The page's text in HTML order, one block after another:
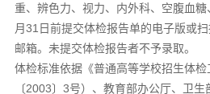
重、辨色力、视力、内外科、空腹血
月31日前提交体检报告单的电子版或
邮箱。未提交体检报告者不予录取。
体检标准依据《普通高等学校招生体
〔2003〕3号）、教育部办公厅、卫